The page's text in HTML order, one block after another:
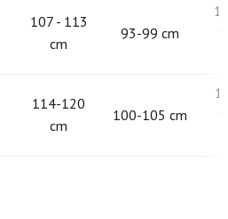
107 - 113
cm
93-99 cm
114-120
cm
100-105 cm